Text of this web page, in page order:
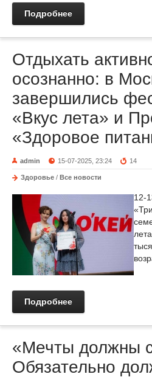
Подробнее
Отдыхать
осознанно: в
завершились
«Вкус лета» и
«Здоровое
admin 15-07-2025, 23:24 14
Здоровье / Все новости
12-
Подробнее
«Мечты должны
Обязательно